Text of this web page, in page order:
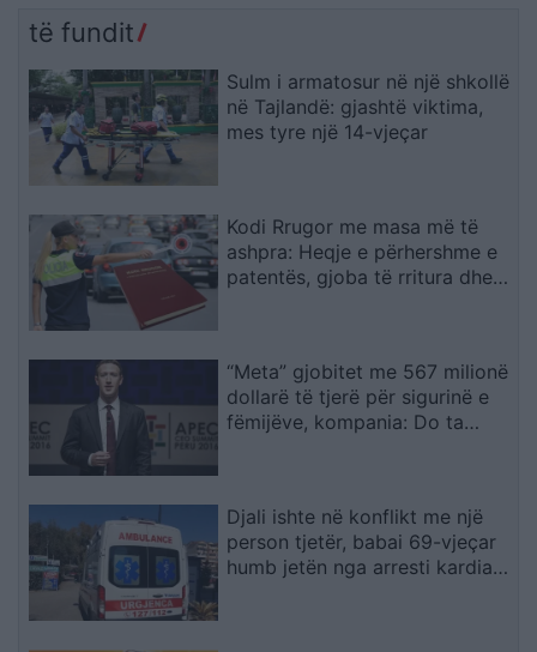
të fundit
Sulm i armatosur në një shkollë
në Tajlandë: gjashtë viktima,
mes tyre një 14-vjeçar
Kodi Rrugor me masa më të
ashpra: Heqje e përhershme e
patentës, gjoba të rritura dhe
“Meta” gjobitet me 567 milionë
dollarë të tjerë për sigurinë e
fëmijëve, kompania: Do ta
Djali ishte në konflikt me një
person tjetër, babai 69-vjeçar
humb jetën nga arresti kardiak